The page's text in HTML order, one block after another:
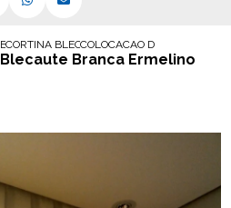
CORTINA BLECAUTE ACUSTICA
COLOCACAO DE CORTINA
Branca Ermelino